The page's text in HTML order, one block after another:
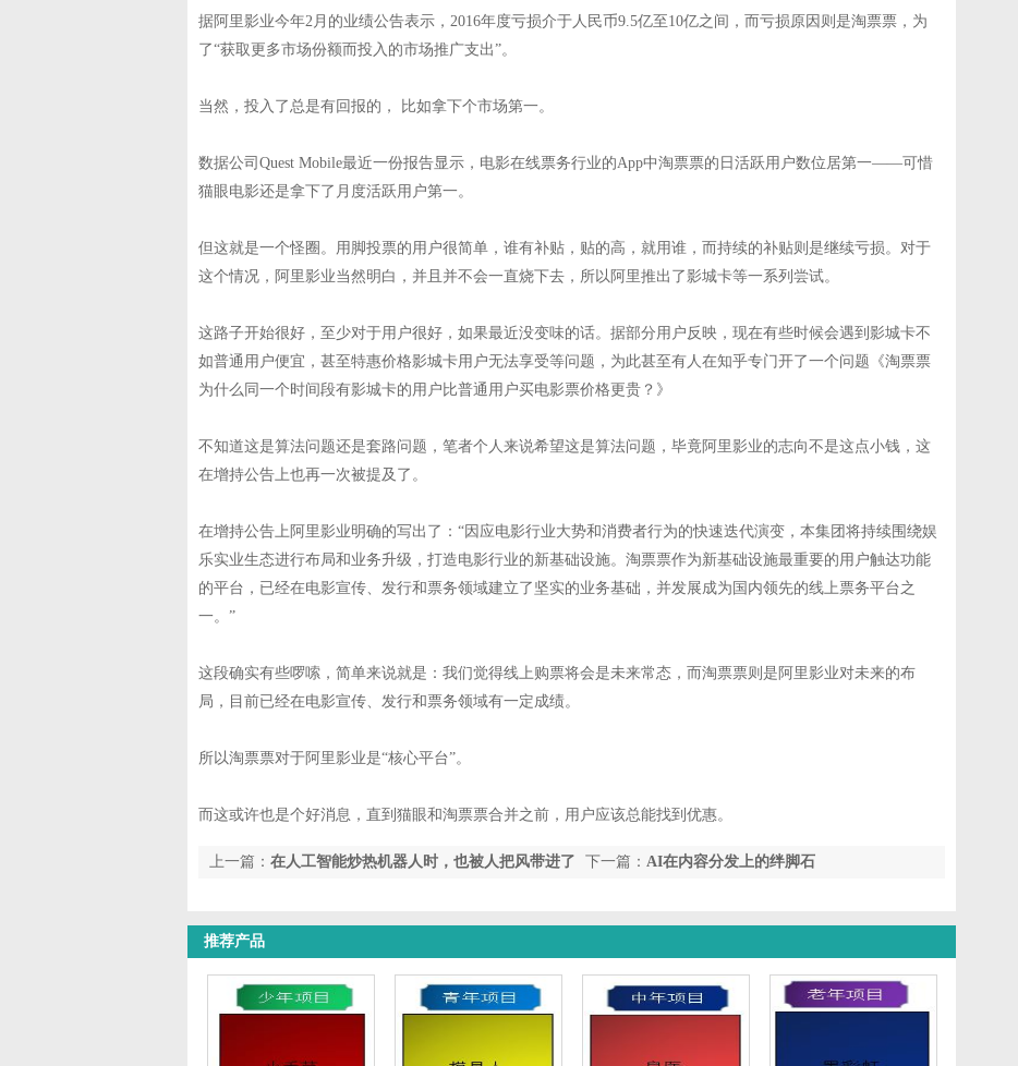
据阿里影业今年2月的业绩公告表示，2016年度亏损介于人民币9.5亿至10亿之间，而亏损原因则是淘票票，为
了“获取更多市场份额而投入的市场推广支出”。
当然，投入了总是有回报的， 比如拿下个市场第一。
数据公司Quest Mobile最近一份报告显示，电影在线票务行业的App中淘票票的日活跃用户数位居第一——可惜
猫眼电影还是拿下了月度活跃用户第一。
但这就是一个怪圈。用脚投票的用户很简单，谁有补贴，贴的高，就用谁，而持续的补贴则是继续亏损。对于
这个情况，阿里影业当然明白，并且并不会一直烧下去，所以阿里推出了影城卡等一系列尝试。
这路子开始很好，至少对于用户很好，如果最近没变味的话。据部分用户反映，现在有些时候会遇到影城卡不
如普通用户便宜，甚至特惠价格影城卡用户无法享受等问题，为此甚至有人在知乎专门开了一个问题《淘票票
为什么同一个时间段有影城卡的用户比普通用户买电影票价格更贵？》
不知道这是算法问题还是套路问题，笔者个人来说希望这是算法问题，毕竟阿里影业的志向不是这点小钱，这
在增持公告上也再一次被提及了。
在增持公告上阿里影业明确的写出了：“因应电影行业大势和消费者行为的快速迭代演变，本集团将持续围绕娱
乐实业生态进行布局和业务升级，打造电影行业的新基础设施。淘票票作为新基础设施最重要的用户触达功能
的平台，已经在电影宣传、发行和票务领域建立了坚实的业务基础，并发展成为国内领先的线上票务平台之
一。”
这段确实有些啰嗦，简单来说就是：我们觉得线上购票将会是未来常态，而淘票票则是阿里影业对未来的布
局，目前已经在电影宣传、发行和票务领域有一定成绩。
所以淘票票对于阿里影业是“核心平台”。
而这或许也是个好消息，直到猫眼和淘票票合并之前，用户应该总能找到优惠。
下一篇： AI在内容分发上的绊脚石
上一篇： 在人工智能炒热机器人时，也被人把风带进了
推荐产品